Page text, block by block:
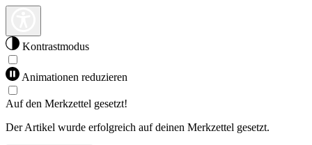
Kontrastmodus
Animationen reduzieren
Auf den Merkzettel gesetzt!
Der Artikel wurde erfolgreich auf deinen Merkzettel gesetzt.